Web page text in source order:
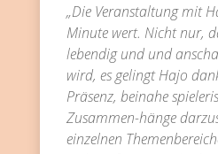
„Die Veranstaltung mit
Minute wert. Nicht nur,
lebendig und und
wird, es gelingt Hajo
Präsenz, beinahe
Zusammen-hänge
einzelnen